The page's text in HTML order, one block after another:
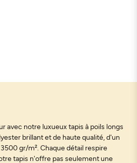
avec notre luxueux tapis à poils longs
brillant et de haute qualité, d'un
gr/m². Chaque détail respire
tapis n'offre pas seulement une